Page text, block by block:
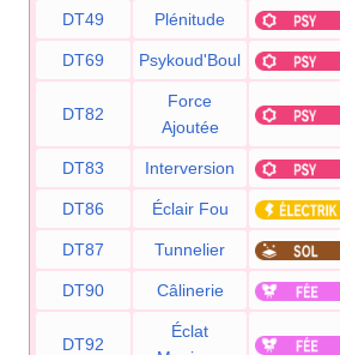
DT49 Plénitude
DT69 Psykoud'Boul
DT82
Force
Ajoutée
DT83 Interversion
DT86 Éclair Fou
DT87 Tunnelier
DT90 Câlinerie
DT92
Éclat